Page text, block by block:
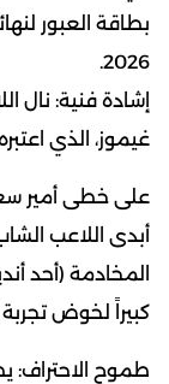
بطاقة العبور
2026.
إشادة فنية: نال
غيموز، الذي
على خطى أمير
أبدى اللاعب
المخادمة (أحد
كبيراً لخوض
طموح الاحتراف: